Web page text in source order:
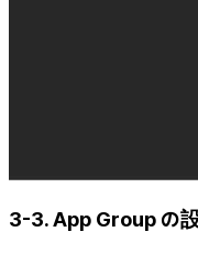
3-3. App Group の